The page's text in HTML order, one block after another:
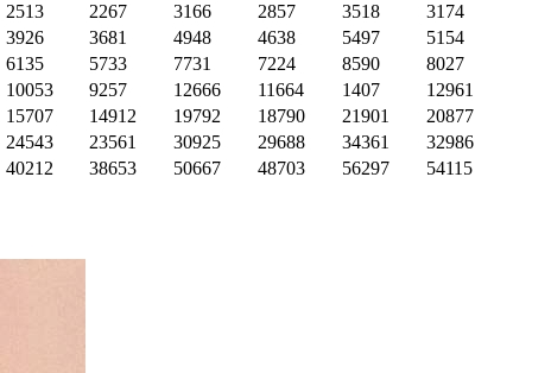
2513 2267 3166 2857 3518
3174
3926 3681 4948 4638 5497
5154
6135 5733 7731 7224 8590
8027
10053 9257 12666 11664 1407
12961
15707 14912 19792 18790 21901
20877
24543 23561 30925 29688 34361
32986
40212 38653 50667 48703 56297 54115